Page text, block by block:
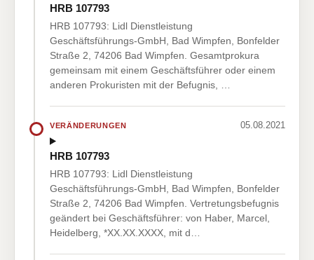
HRB 107793
HRB 107793: Lidl Dienstleistung
Geschäftsführungs-GmbH, Bad Wimpfen, Bonfelder
Straße 2, 74206 Bad Wimpfen. Gesamtprokura
gemeinsam mit einem Geschäftsführer oder einem
anderen Prokuristen mit der Befugnis, …
VERÄNDERUNGEN 05.08.2021
HRB 107793
HRB 107793: Lidl Dienstleistung
Geschäftsführungs-GmbH, Bad Wimpfen, Bonfelder
Straße 2, 74206 Bad Wimpfen. Vertretungsbefugnis
geändert bei Geschäftsführer: von Haber, Marcel,
Heidelberg, *XX.XX.XXXX, mit d…